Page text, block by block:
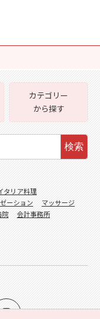
カテゴリー
から探す
検索
タリア料理
ーション
マッサージ
院
会計事務所